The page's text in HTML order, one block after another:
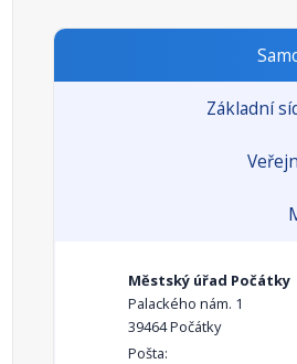
Základní
Městský úřad Počátky
Palackého nám. 1
39464 Počátky
Pošta: